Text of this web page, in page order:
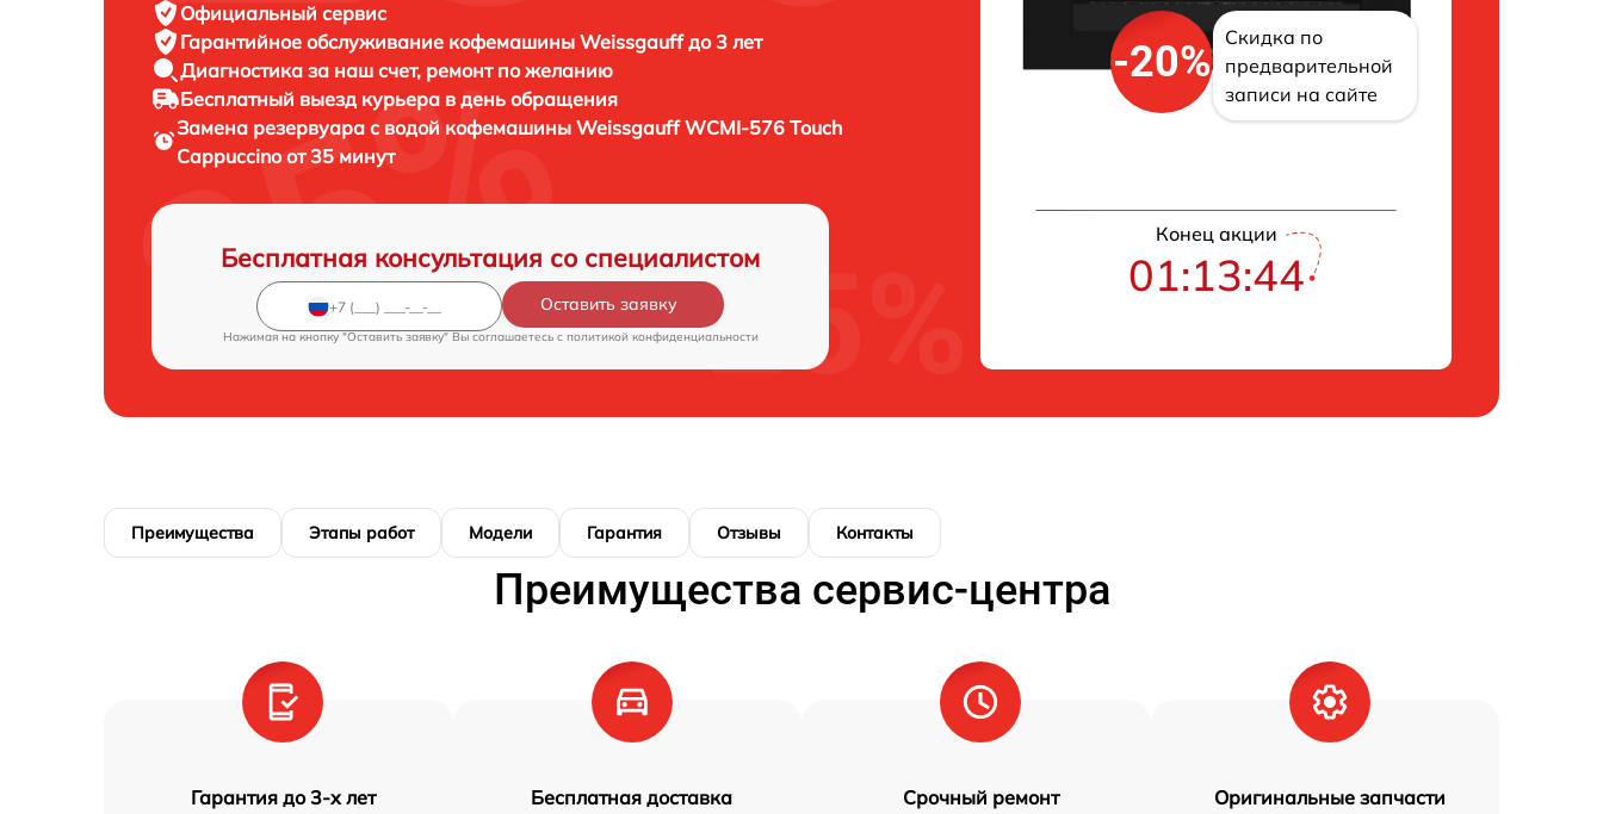
Официальный сервис
Гарантийное обслуживание кофемашины Weissgauff до 3 лет
Диагностика за наш счет, ремонт по желанию
Бесплатный выезд курьера в день обращения
Замена резервуара с водой кофемашины Weissgauff WCMI-576 Touch
Cappuccino от 35 минут
Бесплатная консультация со специалистом
Оставить заявку
Нажимая на кнопку "Оставить заявку" Вы соглашаетесь c политикой конфиденциальности
-20%
Скидка по
предварительной
записи на сайте
Конец акции
01:13:43
Преимущества Этапы работ Модели Гарантия Отзывы Контакты
Преимущества сервис-центра
Гарантия до 3-х лет Бесплатная доставка Срочный ремонт Оригинальные запчасти